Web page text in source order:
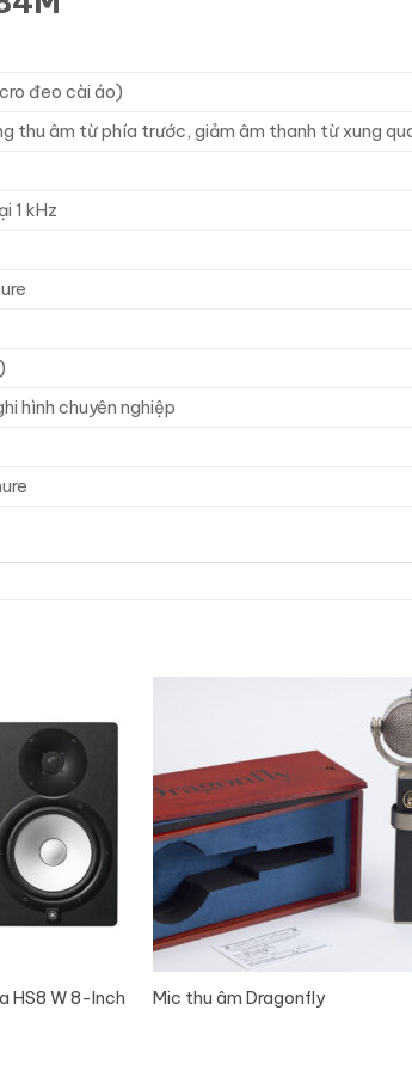
đeo cài áo)
thu âm từ phía trước, giảm âm thanh từ xung
1 kHz
hình chuyên nghiệp
HS8 W 8-Inch
Mic thu âm Dragonfly